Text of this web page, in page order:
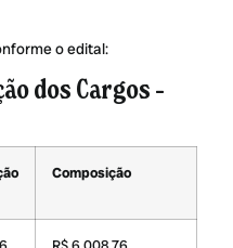
o edital:
dos Cargos –
Composição